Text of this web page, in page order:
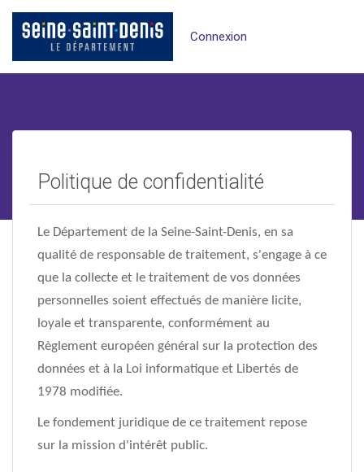
Connexion
Politique de confidentialité
Le Département de la Seine-Saint-Denis, en sa
qualité de responsable de traitement, s'engage à ce
que la collecte et le traitement de vos données
personnelles soient effectués de manière licite,
loyale et transparente, conformément au
Règlement européen général sur la protection des
données et à la Loi informatique et Libertés de
1978 modifiée.
Le fondement juridique de ce traitement repose
sur la mission d'intérêt public.